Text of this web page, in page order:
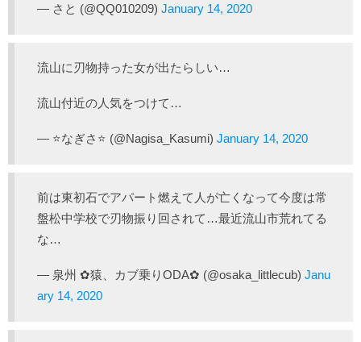
— さと (@QQ010209) January 14, 2020
流山に刃物持った女が出たらしい…
流山付近の人気をつけて…
— ⭐なぎさ⭐ (@Nagisa_Kasumi) January 14, 2020
前は東初石でアパート燃えて人が亡くなって今度は常
盤松中学校で刃物振り回されて…最近流山市荒れてる
な…
— 泉州 ✿猿、カブ乗りODA✿ (@osaka_littlecub) Janu
ary 14, 2020